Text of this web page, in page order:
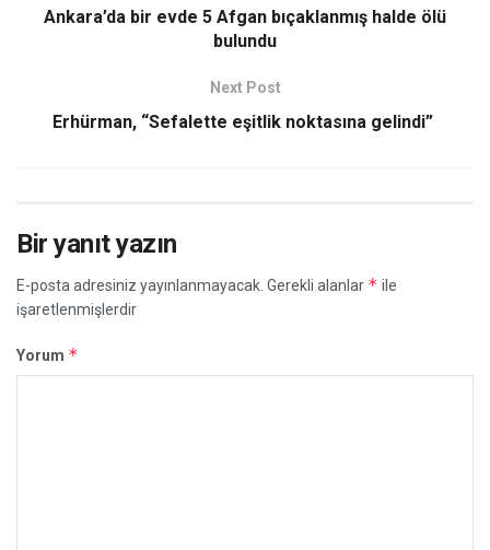
Ankara’da bir evde 5 Afgan bıçaklanmış halde ölü
bulundu
Next Post
Erhürman, “Sefalette eşitlik noktasına gelindi”
Bir yanıt yazın
E-posta adresiniz yayınlanmayacak. Gerekli alanlar * ile
işaretlenmişlerdir
Yorum *